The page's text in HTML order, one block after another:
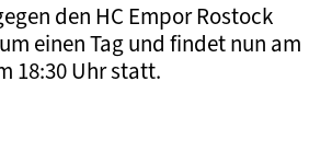
den HC Empor Rostock
einen Tag und findet nun am
18:30 Uhr statt.